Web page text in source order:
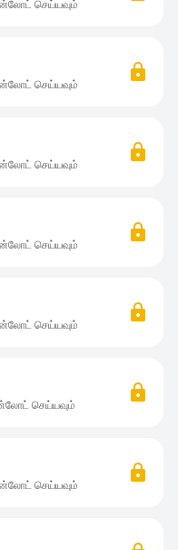
செய்யவும்
செய்யவும்
செய்யவும்
செய்யவும்
செய்யவும்
செய்யவும்
செய்யவும்